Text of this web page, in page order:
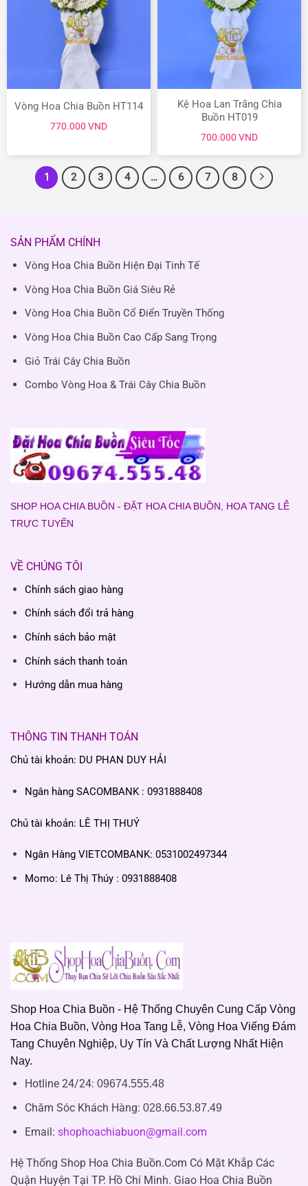
Vòng Hoa Chia Buồn HT114
770.000 VND
Kệ Hoa Lan Trắng Chia
Buồn HT019
700.000 VND
1 2 3 4 … 6 7 8
SẢN PHẨM CHÍNH
Vòng Hoa Chia Buồn Hiện Đại Tinh Tế
Vòng Hoa Chia Buồn Giá Siêu Rẻ
Vòng Hoa Chia Buồn Cổ Điển Truyền Thống
Vòng Hoa Chia Buồn Cao Cấp Sang Trọng
Giỏ Trái Cây Chia Buồn
Combo Vòng Hoa & Trái Cây Chia Buồn
SHOP HOA CHIA BUỒN - ĐẶT HOA CHIA BUỒN, HOA TANG LỄ
TRỰC TUYẾN
VỀ CHÚNG TÔI
Chính sách giao hàng
Chính sách đổi trả hàng
Chính sách bảo mật
Chính sách thanh toán
Hướng dẫn mua hàng
THÔNG TIN THANH TOÁN
Chủ tài khoản: DU PHAN DUY HẢI
Ngân hàng SACOMBANK : 0931888408
Chủ tài khoản: LÊ THỊ THUÝ
Ngân Hàng VIETCOMBANK: 0531002497344
Momo: Lê Thị Thúy : 0931888408
Shop Hoa Chia Buồn - Hệ Thống Chuyên Cung Cấp Vòng
Hoa Chia Buồn, Vòng Hoa Tang Lễ, Vòng Hoa Viếng Đám
Tang Chuyên Nghiệp, Uy Tín Và Chất Lượng Nhất Hiện
Nay.
Hotline 24/24: 09674.555.48
Chăm Sóc Khách Hàng: 028.66.53.87.49
Email: shophoachiabuon@gmail.com
Hệ Thống Shop Hoa Chia Buồn.Com Có Mặt Khắp Các
Quận Huyện Tại TP. Hồ Chí Minh. Giao Hoa Chia Buồn